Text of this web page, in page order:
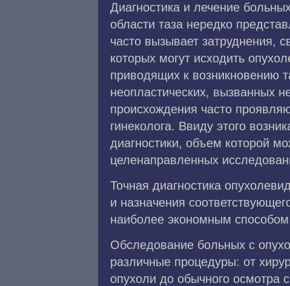
Диагностика и лечение
области таза нередко
часто вызывает затруднения,
которых могут исходить
приводящих к возникновению
неопластических, вызванных
происхождения часто
гинеколога. Ввиду этого
диагностики, объем которой
целенаправленных
Точная диагностика
и назначения
наиболее экономным
Обследование больных с
различные процедуры: от
опухоли до обычного осмотра